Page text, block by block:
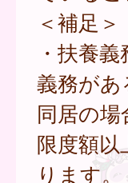
＜補足＞
・扶養
義務が
同居の
限度額
ります。